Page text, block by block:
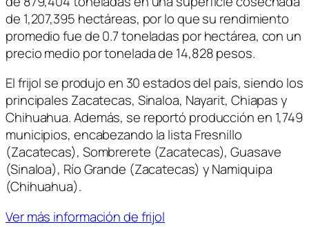
de 1,207,395 hectáreas, por lo que su rendimiento
promedio fue de 0.7 toneladas por hectárea, con un
precio medio por tonelada de 14,828 pesos.
El frijol se produjo en 30 estados del país, siendo los
principales Zacatecas, Sinaloa, Nayarit, Chiapas y
Chihuahua. Además, se reportó producción en 1,749
municipios, encabezando la lista Fresnillo
(Zacatecas), Sombrerete (Zacatecas), Guasave
(Sinaloa), Río Grande (Zacatecas) y Namiquipa
(Chihuahua).
Ver más información de frijol